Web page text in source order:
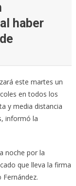
haber
este martes un
en todos los
y media distancia
informó la
noche por la
que lleva la firma